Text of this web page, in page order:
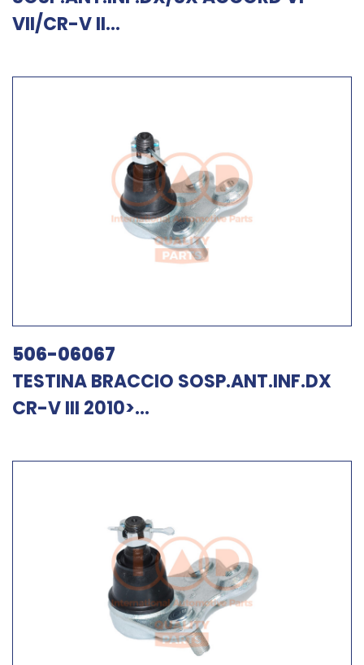
VII/CR-V II...
506-06067
TESTINA BRACCIO SOSP.ANT.INF.DX
CR-V III 2010>...